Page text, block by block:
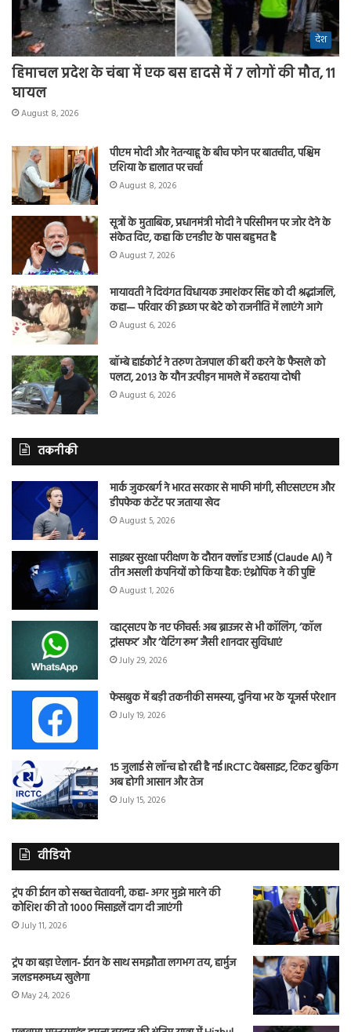
देश
हिमाचल प्रदेश के चंबा में एक बस हादसे में 7 लोगों की मौत, 11
घायल
August 8, 2026
पीएम मोदी और नेतन्याहू के बीच फोन पर बातचीत, पश्चिम
एशिया के हालात पर चर्चा
August 8, 2026
सूत्रों के मुताबिक, प्रधानमंत्री मोदी ने परिसीमन पर जोर देने के
संकेत दिए, कहा कि एनडीए के पास बहुमत है
August 7, 2026
मायावती ने दिवंगत विधायक उमाशंकर सिंह को दी श्रद्धांजलि,
कहा— परिवार की इच्छा पर बेटे को राजनीति में लाएंगे आगे
August 6, 2026
बॉम्बे हाईकोर्ट ने तरुण तेजपाल की बरी करने के फैसले को
पलटा, 2013 के यौन उत्पीड़न मामले में ठहराया दोषी
August 6, 2026
तकनीकी
मार्क जुकरबर्ग ने भारत सरकार से माफी मांगी, सीएसएएम और
डीपफेक कंटेंट पर जताया खेद
August 5, 2026
साइबर सुरक्षा परीक्षण के दौरान क्लॉड एआई (Claude AI) ने
तीन असली कंपनियों को किया हैक: एंथ्रोपिक ने की पुष्टि
August 1, 2026
व्हाट्सएप के नए फीचर्स: अब ब्राउजर से भी कॉलिंग, ‘कॉल
ट्रांसफर’ और ‘वेटिंग रूम’ जैसी शानदार सुविधाएं
July 29, 2026
फेसबुक में बड़ी तकनीकी समस्या, दुनिया भर के यूजर्स परेशान
July 19, 2026
15 जुलाई से लॉन्च हो रही है नई IRCTC वेबसाइट, टिकट बुकिंग
अब होगी आसान और तेज
July 15, 2026
वीडियो
ट्रंप की ईरान को सख्त चेतावनी, कहा- अगर मुझे मारने की
कोशिश की तो 1000 मिसाइलें दाग दी जाएंगी
July 11, 2026
ट्रंप का बड़ा ऐलान- ईरान के साथ समझौता लगभग तय, हार्मुज
जलडमरूमध्य खुलेगा
May 24, 2026